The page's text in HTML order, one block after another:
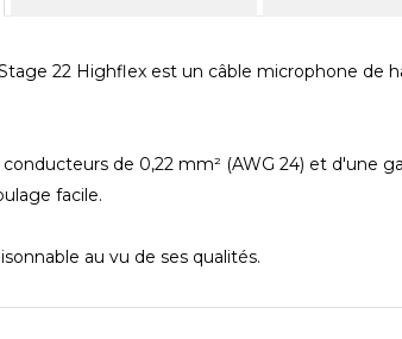
22 Highflex est un câble microphone de
de 0,22 mm² (AWG 24) et d'une
facile.
au vu de ses qualités.